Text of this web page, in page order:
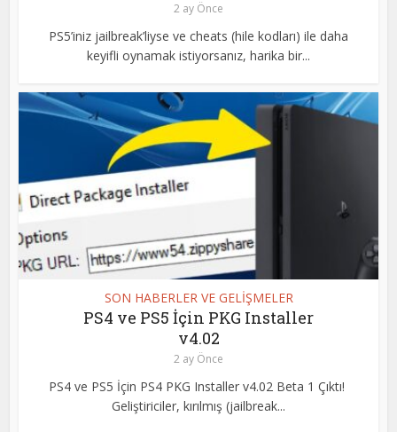
2 ay Önce
PS5’iniz jailbreak’liyse ve cheats (hile kodları) ile daha
keyifli oynamak istiyorsanız, harika bir...
SON HABERLER VE GELİŞMELER
PS4 ve PS5 İçin PKG Installer
v4.02
2 ay Önce
PS4 ve PS5 İçin PS4 PKG Installer v4.02 Beta 1 Çıktı!
Geliştiriciler, kırılmış (jailbreak...